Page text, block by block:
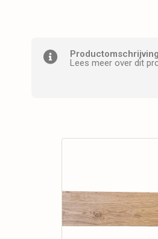
Productomschrijving
Lees meer over dit